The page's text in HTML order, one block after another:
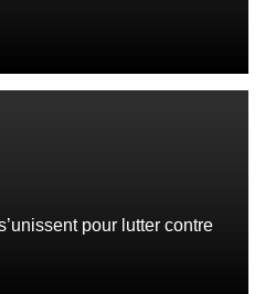
pour lutter contre